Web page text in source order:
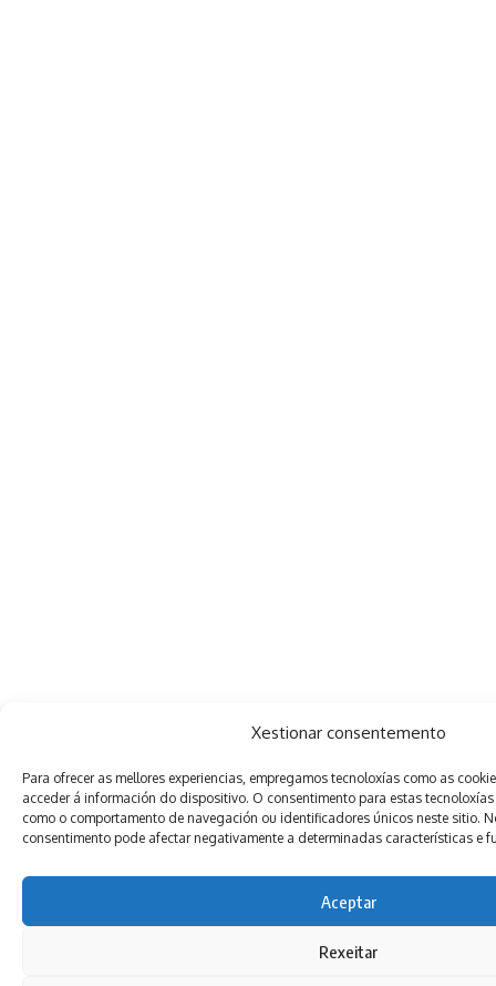
Xestionar consentemento
Para ofrecer as mellores experiencias, empregamos tecnoloxías como as
acceder á información do dispositivo. O consentimento para estas
como o comportamento de navegación ou identificadores únicos neste sitio.
consentimento pode afectar negativamente a determinadas características e
Aceptar
Rexeitar